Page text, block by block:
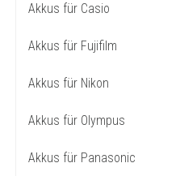
Akkus für Casio
Akkus für Fujifilm
Akkus für Nikon
Akkus für Olympus
Akkus für Panasonic